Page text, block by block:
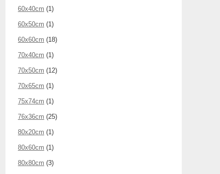
60x40cm (1)
60x50cm (1)
60x60cm (18)
70x40cm (1)
70x50cm (12)
70x65cm (1)
75x74cm (1)
76x36cm (25)
80x20cm (1)
80x60cm (1)
80x80cm (3)